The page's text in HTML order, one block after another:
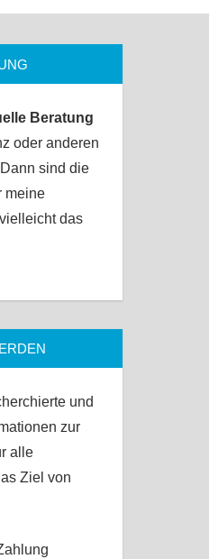
Beratung
oder anderen
sind die
meine
vielleicht das
und
zur
alle
Ziel von